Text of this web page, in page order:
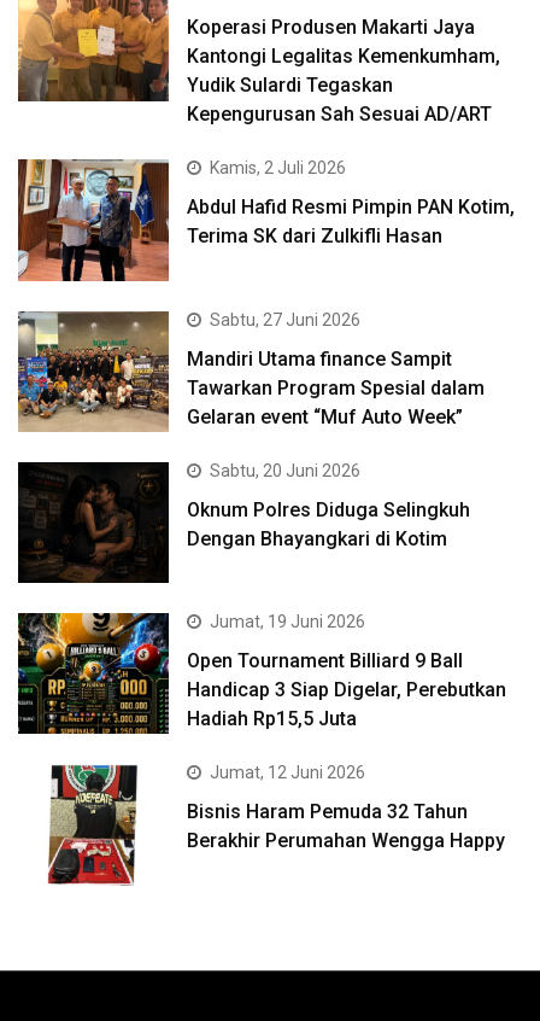
Koperasi Produsen Makarti Jaya
Kantongi Legalitas Kemenkumham,
Yudik Sulardi Tegaskan
Kepengurusan Sah Sesuai AD/ART
Kamis, 2 Juli 2026
Abdul Hafid Resmi Pimpin PAN Kotim,
Terima SK dari Zulkifli Hasan
Sabtu, 27 Juni 2026
Mandiri Utama finance Sampit
Tawarkan Program Spesial dalam
Gelaran event “Muf Auto Week”
Sabtu, 20 Juni 2026
Oknum Polres Diduga Selingkuh
Dengan Bhayangkari di Kotim
Jumat, 19 Juni 2026
Open Tournament Billiard 9 Ball
Handicap 3 Siap Digelar, Perebutkan
Hadiah Rp15,5 Juta
Jumat, 12 Juni 2026
Bisnis Haram Pemuda 32 Tahun
Berakhir Perumahan Wengga Happy